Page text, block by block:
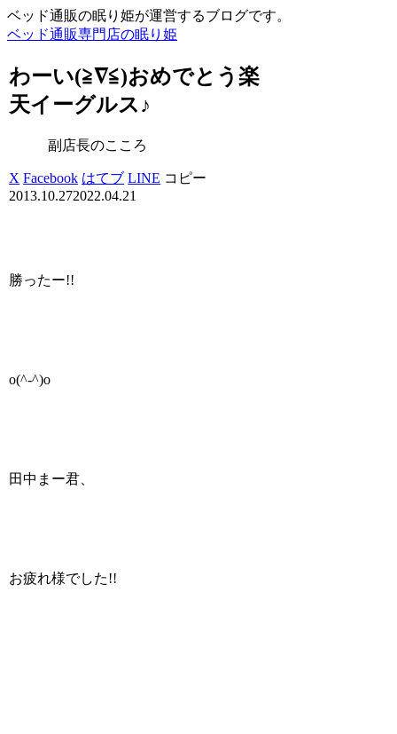
ベッド通販の眠り姫が運営するブログです。
ベッド通販専門店の眠り姫
わーい(≧∇≦)おめでとう楽
天イーグルス♪
副店長のこころ
X Facebook はてブ LINE コピー
2013.10.272022.04.21
勝ったー!!
o(^-^)o
田中まー君、
お疲れ様でした!!